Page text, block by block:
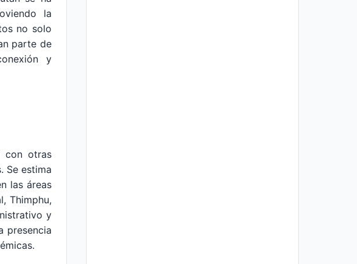
la
no solo
parte de
y
con otras
Se estima
las áreas
Thimphu,
y
presencia